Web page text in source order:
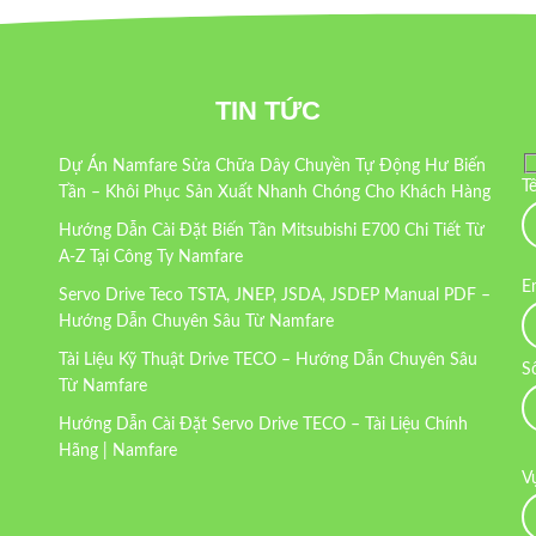
TIN TỨC
Dự Án Namfare Sửa Chữa Dây Chuyền Tự Động Hư Biến
Tần – Khôi Phục Sản Xuất Nhanh Chóng Cho Khách Hàng
Hướng Dẫn Cài Đặt Biến Tần Mitsubishi E700 Chi Tiết Từ
A-Z Tại Công Ty Namfare
Servo Drive Teco TSTA, JNEP, JSDA, JSDEP Manual PDF –
Hướng Dẫn Chuyên Sâu Từ Namfare
Tài Liệu Kỹ Thuật Drive TECO – Hướng Dẫn Chuyên Sâu
Từ Namfare
Hướng Dẫn Cài Đặt Servo Drive TECO – Tài Liệu Chính
Hãng | Namfare